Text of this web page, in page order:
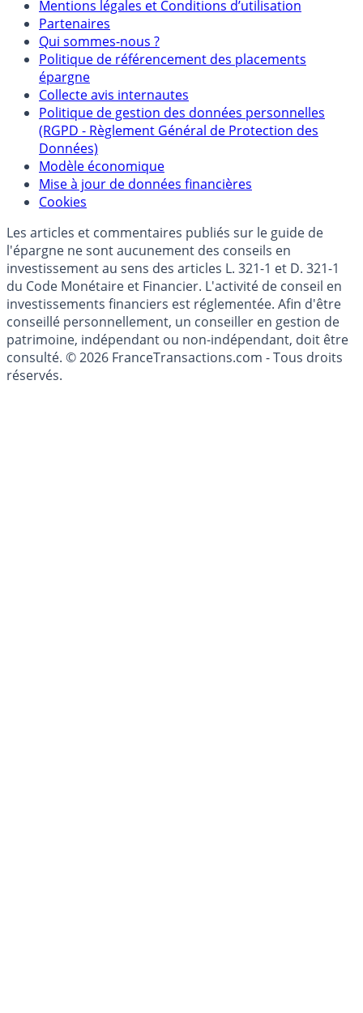
Mentions légales et Conditions d’utilisation
Partenaires
Qui sommes-nous ?
Politique de référencement des placements
épargne
Collecte avis internautes
Politique de gestion des données personnelles
(RGPD - Règlement Général de Protection des
Données)
Modèle économique
Cookies
Les articles et commentaires publiés sur le guide de
l'épargne ne sont aucunement des conseils en
investissement au sens des articles L. 321-1 et D. 321-1
du Code Monétaire et Financier. L'activité de conseil en
investissements financiers est réglementée. Afin d'être
conseillé personnellement, un conseiller en gestion de
patrimoine, indépendant ou non-indépendant, doit être